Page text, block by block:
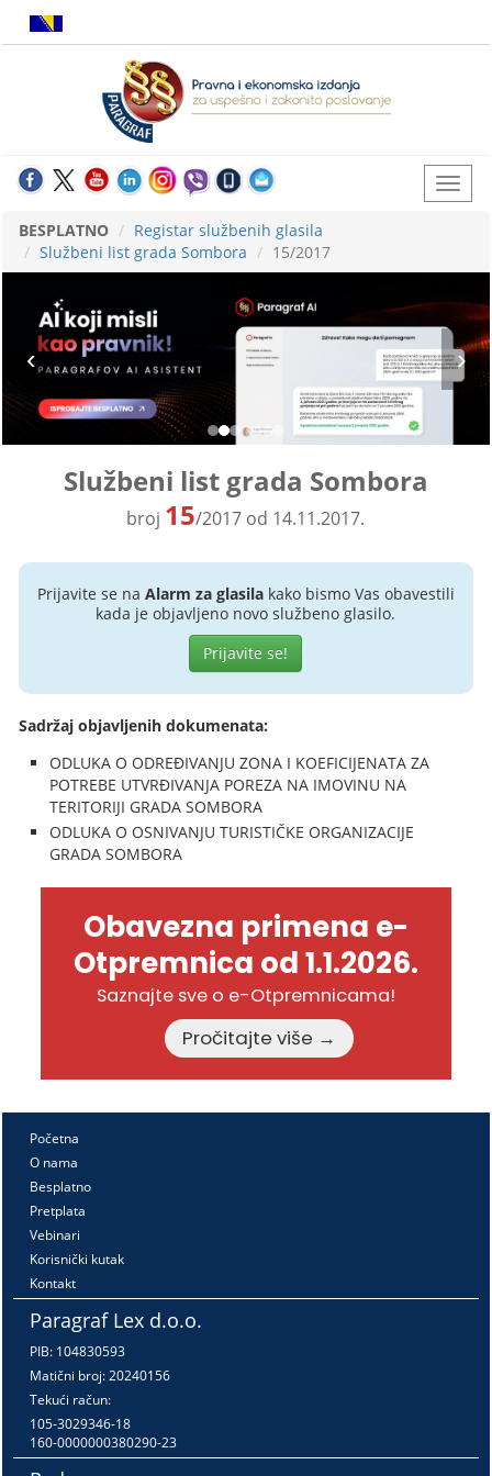
BESPLATNO
Registar službenih glasila
Službeni list grada Sombora
15/2017
Službeni list grada Sombora
broj 15/2017 od 14.11.2017.
Prijavite se na Alarm za glasilakako bismo Vas obavestili
kada je objavljeno novo službeno glasilo.
Prijavite se!
Sadržaj objavljenih dokumenata:
ODLUKA O ODREĐIVANJU ZONA I KOEFICIJENATA ZA
POTREBE UTVRĐIVANJA POREZA NA IMOVINU NA
TERITORIJI GRADA SOMBORA
ODLUKA O OSNIVANJU TURISTIČKE ORGANIZACIJE
GRADA SOMBORA
Obavezna primena e-
Otpremnica od 1.1.2026.
Saznajte sve o e-Otpremnicama!
Pročitajte više →
Početna
O nama
Besplatno
Pretplata
Vebinari
Korisnički kutak
Kontakt
Paragraf Lex d.o.o.
PIB: 104830593
Matični broj: 20240156
Tekući račun:
105-3029346-18
160-0000000380290-23